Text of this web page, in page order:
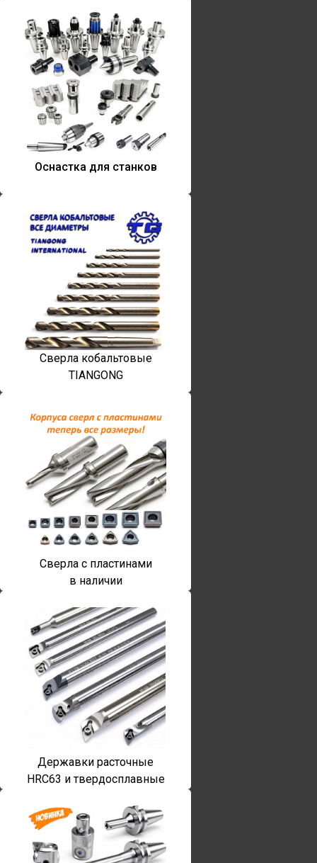
Оснастка для станков
Сверла кобальтовые
TIANGONG
Сверла с пластинами
в наличии
Державки расточные
HRC63 и твердосплавные